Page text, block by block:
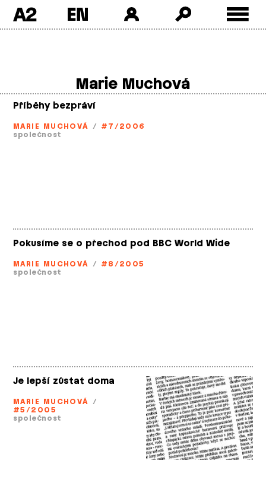
A2
Marie Muchová
Příběhy bezpráví
MARIE MUCHOVÁ / #7/2006
společnost
Pokusíme se o přechod pod BBC World Wide
MARIE MUCHOVÁ / #8/2005
společnost
Je lepší zůstat doma
MARIE MUCHOVÁ /
#5/2005
společnost